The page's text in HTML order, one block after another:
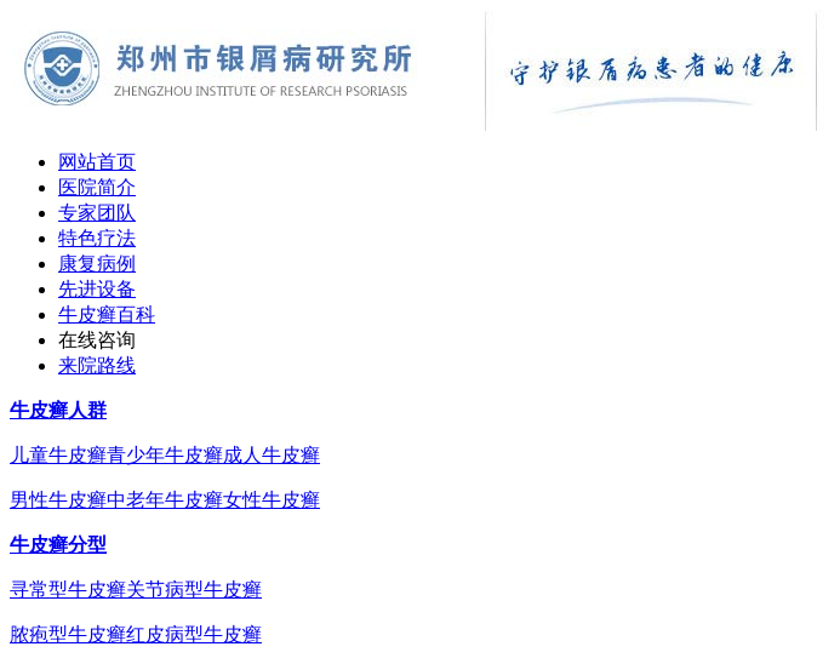
网站首页
医院简介
专家团队
特色疗法
康复病例
先进设备
牛皮癣百科
在线咨询
来院路线
牛皮癣人群
儿童牛皮癣青少年牛皮癣成人牛皮癣
男性牛皮癣中老年牛皮癣女性牛皮癣
牛皮癣分型
寻常型牛皮癣关节病型牛皮癣
脓疱型牛皮癣红皮病型牛皮癣